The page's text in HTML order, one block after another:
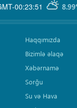
00:23:51
Haqqımızda
Bizimlə əlaqə
Xəbərnamə
Sorğu
Su və Hava